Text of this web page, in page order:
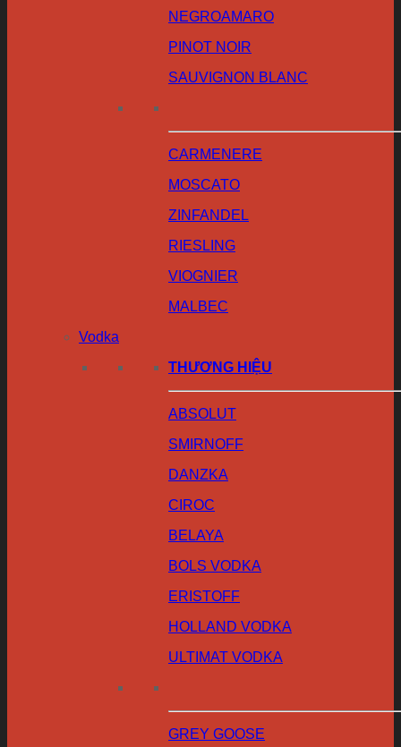
NEGROAMARO
PINOT NOIR
SAUVIGNON BLANC
CARMENERE
MOSCATO
ZINFANDEL
RIESLING
VIOGNIER
MALBEC
Vodka
THƯƠNG HIỆU
ABSOLUT
SMIRNOFF
DANZKA
CIROC
BELAYA
BOLS VODKA
ERISTOFF
HOLLAND VODKA
ULTIMAT VODKA
GREY GOOSE